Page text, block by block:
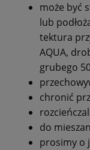
może być
lub
tektura
AQUA,
grubego
chronić
do
prosimy o